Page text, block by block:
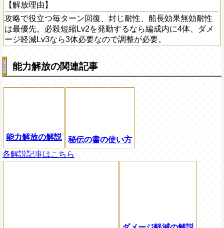
【解放理由】
攻略で役立つ毎ターン回復、封じ耐性、船長効果無効耐性
は最優先。必殺短縮Lv2を発動するなら編成内に4体、ダメ
ージ軽減Lv3なら3体必要なので調整が必要。
能力解放の関連記事
能力解放の解説
秘伝の書の使い方
各解説記事はこちら